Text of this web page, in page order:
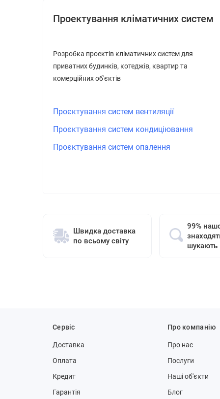
Проектування кліматичних систем
Розробка проектів кліматичних систем для
приватних будинків, котеджів, квартир та
комерційних об'єктів
Проєктування систем вентиляції
Проєктування систем кондиціювання
Проєктування систем опалення
Швидка доставка
по всьому світу
99%
шукають
Сервіс
Доставка
Оплата
Кредит
Гарантія
Про компанію
Про нас
Послуги
Наші об'єкти
Блог